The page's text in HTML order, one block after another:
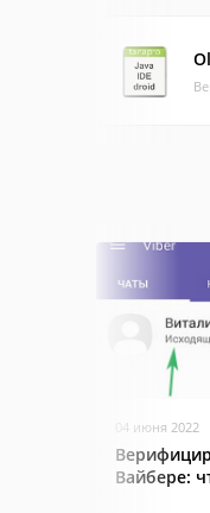
04 июня 2022
Вайбере: